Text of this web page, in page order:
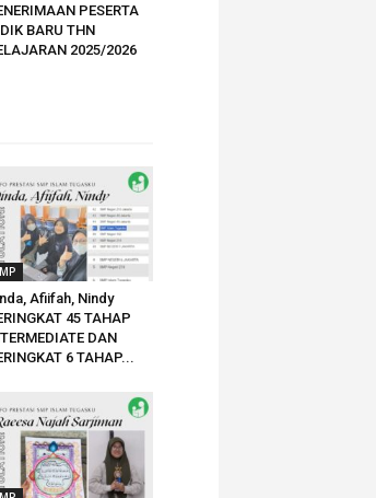
PESERTA
BARU THN
2025/2026
Afiifah, Nindy
45 TAHAP
DAN
6 TAHAP...